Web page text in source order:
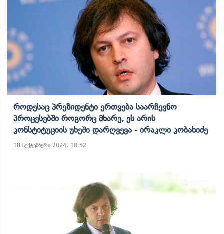
Როდესაც Პრეზიდენტი Ერთვება Საარჩევნო
Პროცესებში Როგორც Მხარე, Ეს Არის
Კონსტიტუციის Უხეში Დარღვევა - Ირაკლი Კობახიძე
18 სექტემბერი 2024, 18:52